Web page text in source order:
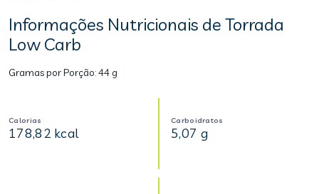
Informações Nutricionais de Torrada
Low Carb
Gramas por Porção:44 g
Calorias
178,82 kcal
Carboidratos
5,07 g